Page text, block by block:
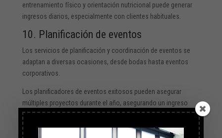
entrenamiento físico y orientación nutricional puede generar
ingresos diarios, especialmente con clientes habituales.
10. Planificación de eventos
Los servicios de planificación y coordinación de eventos se
adaptan a diversas ocasiones, desde bodas hasta eventos
corporativos.
Los planificadores de eventos exitosos pueden asegurar
múltiples proyectos durante el año, asegurando un ingreso
estable.
Estos son solo algunos ejemplos de empresas que